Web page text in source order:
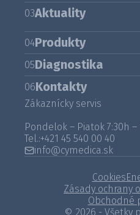
03Aktuality
04Produkty
05Diagnostika
06Kontakty
Zákaznícky servis
Pondelok – Piatok 7:30h –
Tel.:+421 45 540 00 40
info@cymedica.sk
© 2026 - Všetky
Cookies
Zásady ochrany
Obchodné